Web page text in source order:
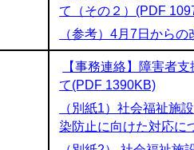
て（その２）(PDF
（参考）4月7日から
【事務連絡】障害者
て(PDF 1390KB)
（別紙1）社会福祉施
染防止に向けた対応に